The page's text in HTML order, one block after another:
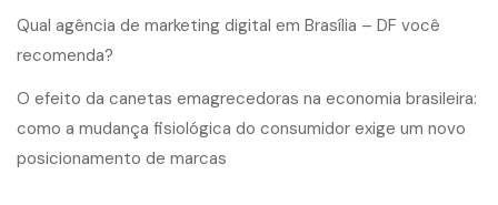
Qual agência de marketing digital em Brasília – DF você
recomenda?
O efeito da canetas emagrecedoras na economia brasileira:
como a mudança fisiológica do consumidor exige um novo
posicionamento de marcas